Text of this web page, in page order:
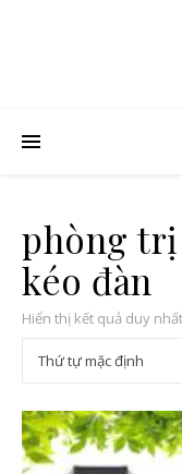
phòng
kéo đàn
Hiển thị kết quả duy nhất